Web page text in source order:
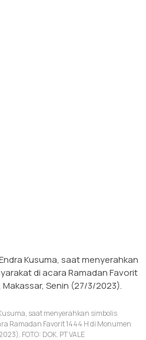
saat menyerahkan simbolis
Ramadan Favorit 1444 H di Monumen
FOTO: DOK. PT VALE